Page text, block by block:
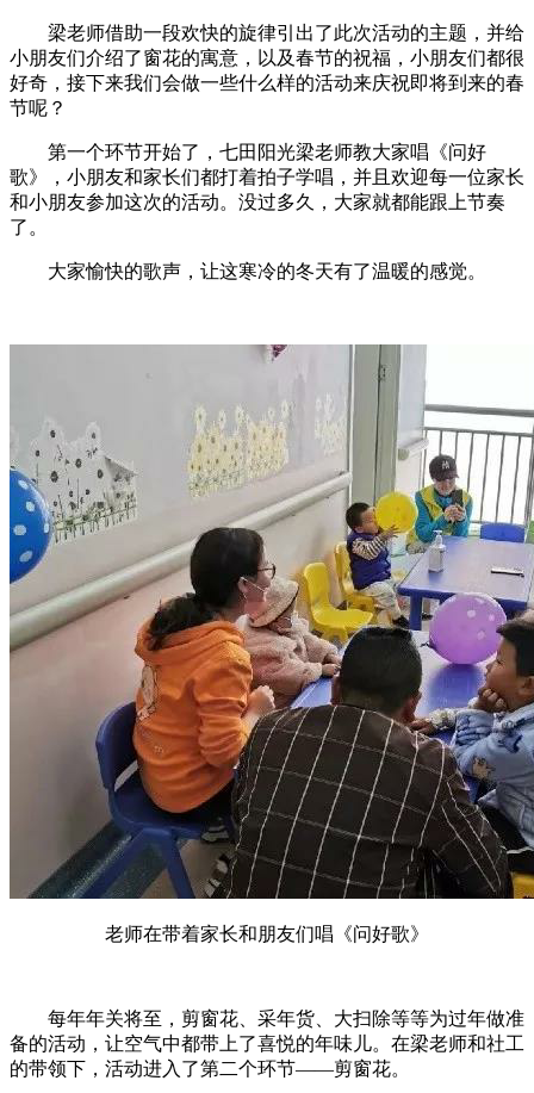
梁老师借助一段欢快的旋律引出了此次活动的主题，并给
小朋友们介绍了窗花的寓意，以及春节的祝福，小朋友们都很
好奇，接下来我们会做一些什么样的活动来庆祝即将到来的春
节呢？
第一个环节开始了，七田阳光梁老师教大家唱《问好
歌》，小朋友和家长们都打着拍子学唱，并且欢迎每一位家长
和小朋友参加这次的活动。没过多久，大家就都能跟上节奏
了。
大家愉快的歌声，让这寒冷的冬天有了温暖的感觉。
老师在带着家长和朋友们唱《问好歌》
每年年关将至，剪窗花、采年货、大扫除等等为过年做准
备的活动，让空气中都带上了喜悦的年味儿。在梁老师和社工
的带领下，活动进入了第二个环节——剪窗花。